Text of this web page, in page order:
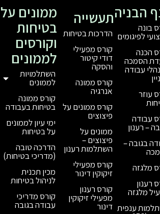
בטיחות
מפעילי
קיטור
ממונה
ממונים על
על
–
רענון
מפעילי
דינור
רענון
זיקוקין
ממונים על
בטיחות
וקורסים
לממונים
השתלמויות
לממונים
בטיחות בעבודה
על בטיחות
הדרכה טובה
(מדריכי בטיחות)
מכין תכנית
לניהול בטיחות
קורס מדריכי
עבודה בגובה